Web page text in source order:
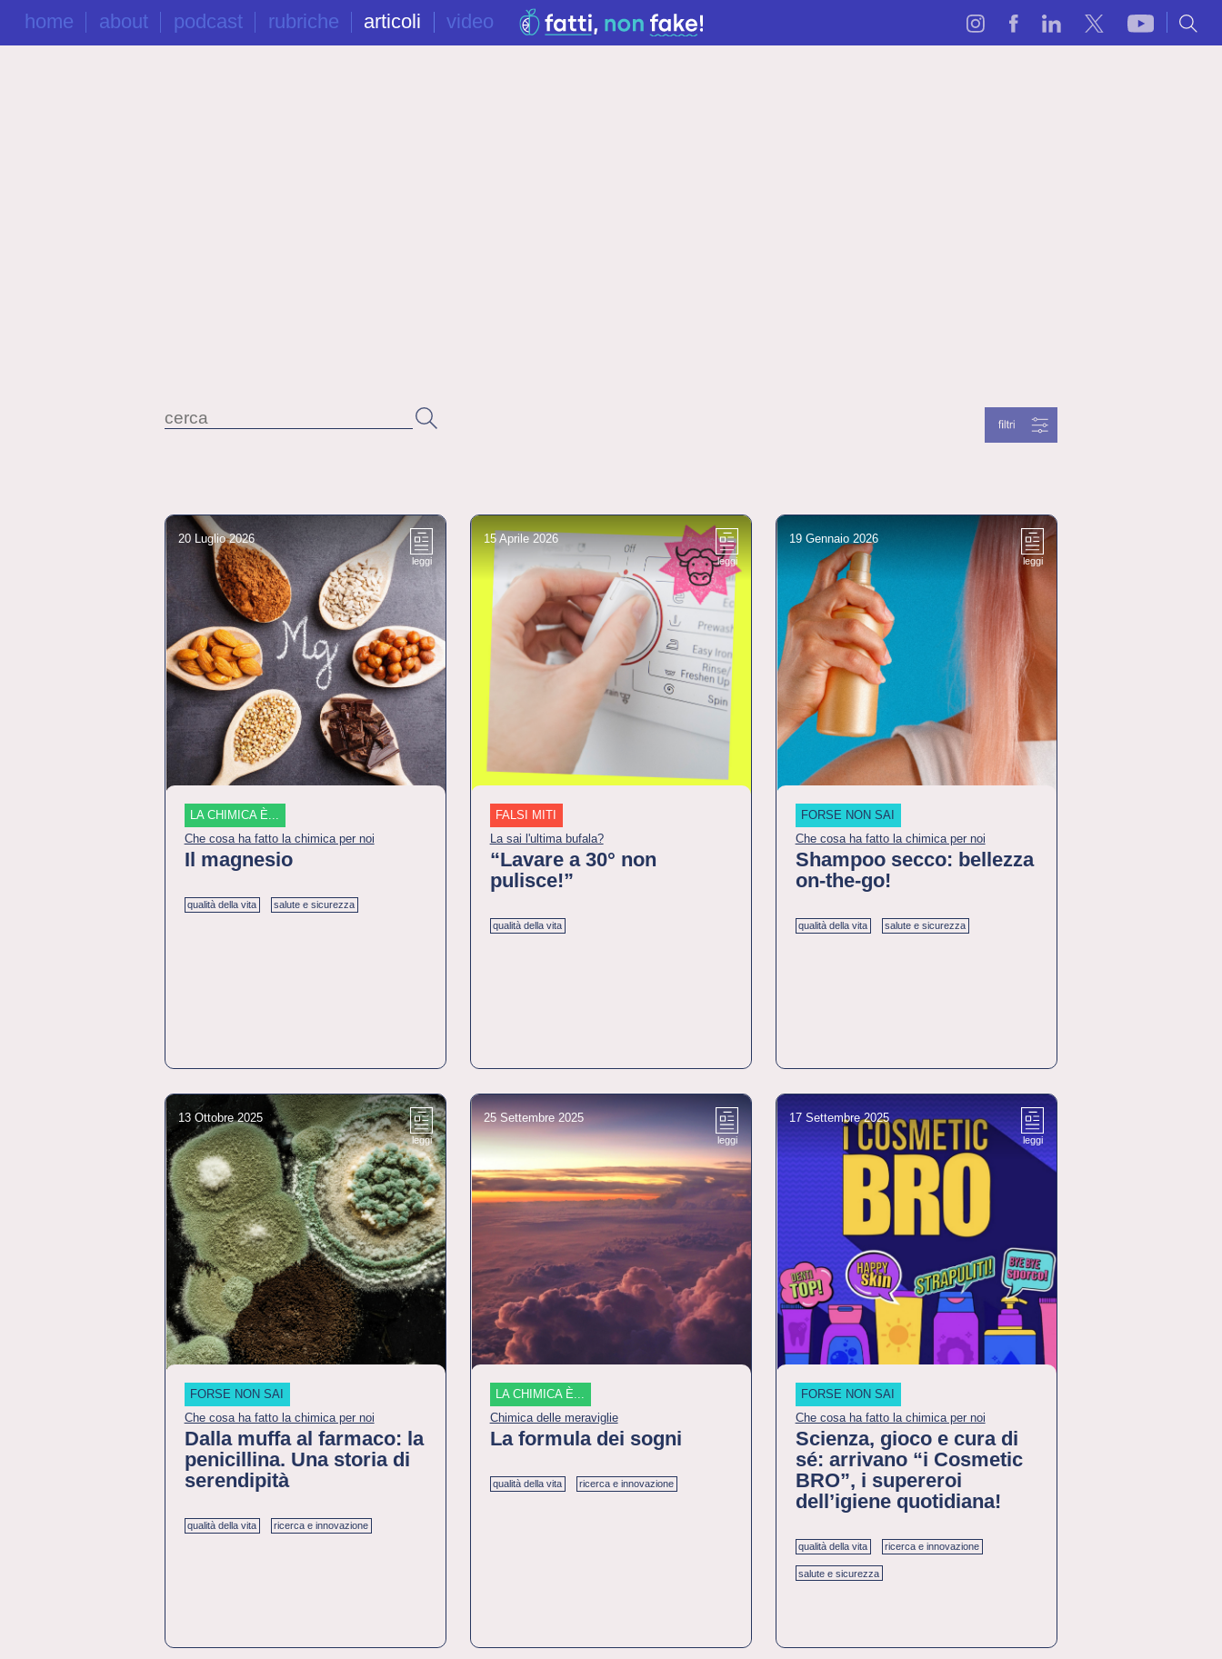
home about podcast rubriche articoli video
20 Luglio 2026
leggi
LA CHIMICA È...
Che cosa ha fatto la chimica per noi
Il magnesio
qualità della vita salute e sicurezza
15 Aprile 2026
leggi
FALSI MITI
La sai l'ultima bufala?
“Lavare a 30° non
pulisce!”
qualità della vita
19 Gennaio 2026
leggi
FORSE NON SAI
Che cosa ha fatto la chimica per noi
Shampoo secco: bellezza
on-the-go!
qualità della vita salute e sicurezza
13 Ottobre 2025
leggi
FORSE NON SAI
Che cosa ha fatto la chimica per noi
Dalla muffa al farmaco: la
penicillina. Una storia di
serendipità
qualità della vita ricerca e innovazione
25 Settembre 2025
leggi
LA CHIMICA È...
Chimica delle meraviglie
La formula dei sogni
qualità della vita ricerca e innovazione
17 Settembre 2025
leggi
FORSE NON SAI
Che cosa ha fatto la chimica per noi
Scienza, gioco e cura di
sé: arrivano “i Cosmetic
BRO”, i supereroi
dell’igiene quotidiana!
qualità della vita ricerca e innovazione
salute e sicurezza